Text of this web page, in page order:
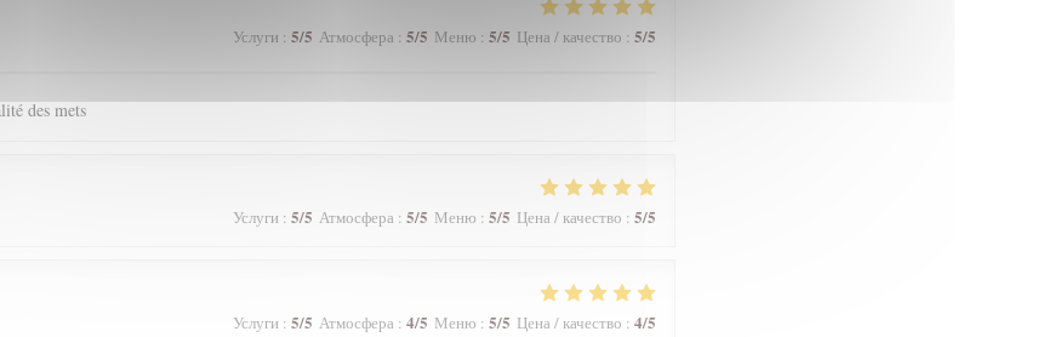
Услуги : 5/5 Атмосфера : 5/5 Меню : 5/5 Цена / качество : 5/5
des mets
Услуги : 5/5 Атмосфера : 5/5 Меню : 5/5 Цена / качество : 5/5
Услуги : 5/5 Атмосфера : 4/5 Меню : 5/5 Цена / качество : 4/5